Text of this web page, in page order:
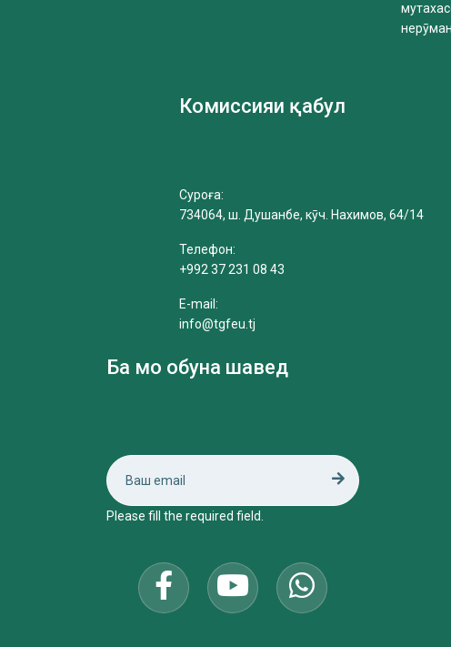
Комиссияи қабул
Суроға:
734064, ш. Душанбе, кӯч. Нахимов, 64/14
Телефон:
+992 37 231 08 43
E-mail:
info@tgfeu.tj
Ба мо обуна шавед
Please fill the required field.